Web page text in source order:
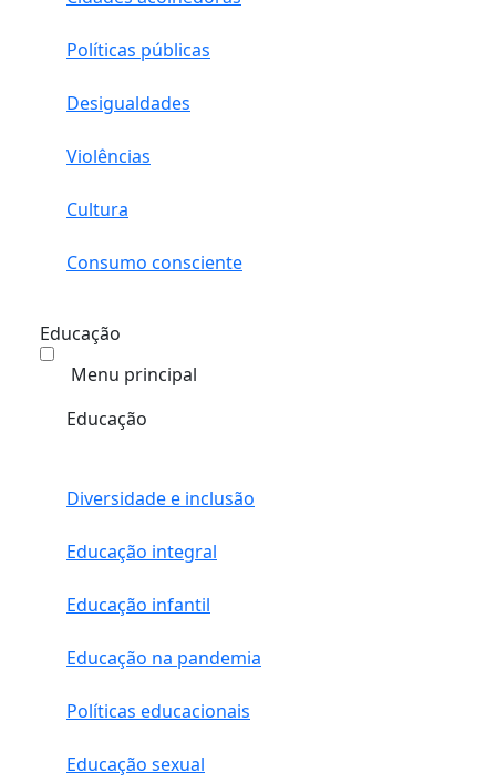
Políticas públicas
Desigualdades
Violências
Cultura
Consumo consciente
Educação
Menu principal
Educação
Diversidade e inclusão
Educação integral
Educação infantil
Educação na pandemia
Políticas educacionais
Educação sexual